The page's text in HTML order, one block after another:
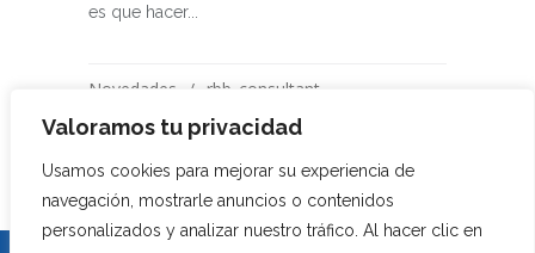
Valoramos tu privacidad
Usamos cookies para mejorar su experiencia de
navegación, mostrarle anuncios o contenidos
personalizados y analizar nuestro tráfico. Al hacer clic en
es que hacer...
Novedades
rbb_consultant
0 Comments
Share
El Trading en el mercado de divisas o derivados financieros supone un alto nivel de